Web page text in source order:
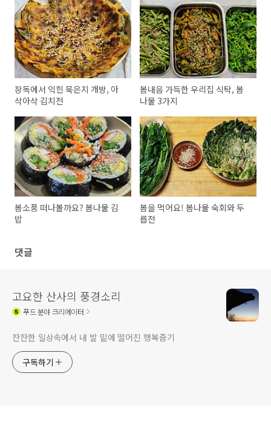
장독에서 익힌 묵은지 개방, 아
삭아삭 김치전
봄내음 가득한 우리집 식탁, 봄
나물 3가지
봄소풍 떠나볼까요? 봄나물 김
밥
봄을 먹어요! 봄나물 숙회와 두
릅전
댓글
고요한 산사의 풍경소리
푸드분야 크리에이터
잔잔한 일상속에서 내 발 밑에 떨어진 행복줍기
구독하기